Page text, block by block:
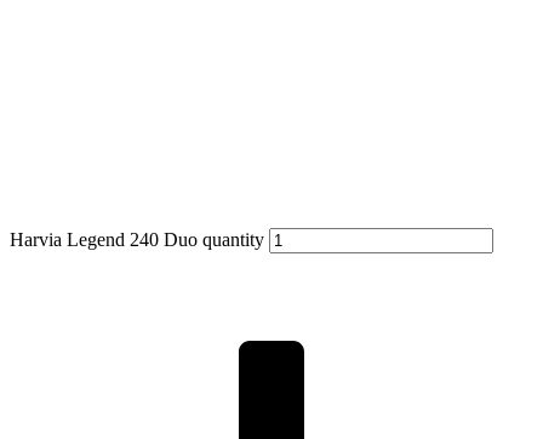
Harvia Legend 240 Duo quantity